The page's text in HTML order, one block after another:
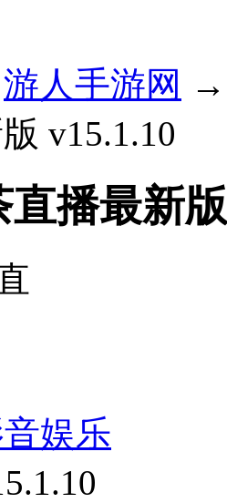
游人手游网
v15.1.10
播最新
娱乐